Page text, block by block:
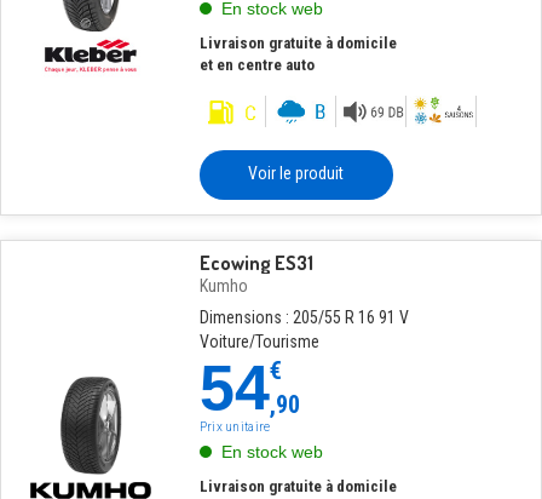
En stock web
Livraison gratuite à domicile
et en centre auto
Voir le produit
Ecowing ES31
Kumho
Dimensions : 205/55 R 16 91 V
Voiture/Tourisme
54€
,90
Prix unitaire
En stock web
Livraison gratuite à domicile